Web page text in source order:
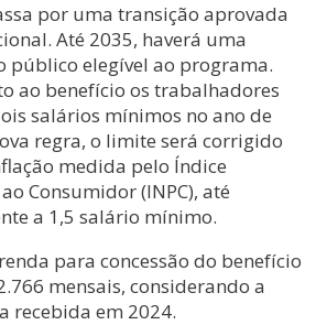
por uma transição aprovada
Até 2035, haverá uma
público elegível ao programa.
ao benefício os trabalhadores
salários mínimos no ano de
regra, o limite será corrigido
medida pelo Índice
Consumidor (INPC), até
a 1,5 salário mínimo.
para concessão do benefício
mensais, considerando a
recebida em 2024.